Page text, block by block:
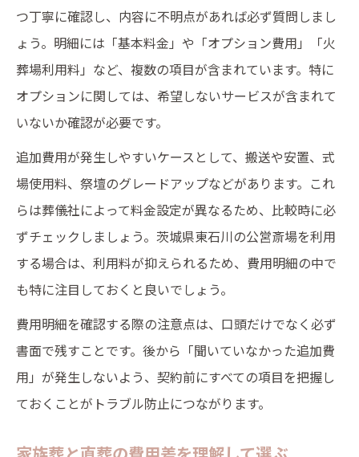
つ丁寧に確認し、内容に不明点があれば必ず質問しまし
ょう。明細には「基本料金」や「オプション費用」「火
葬場利用料」など、複数の項目が含まれています。特に
オプションに関しては、希望しないサービスが含まれて
いないか確認が必要です。
追加費用が発生しやすいケースとして、搬送や安置、式
場使用料、祭壇のグレードアップなどがあります。これ
らは葬儀社によって料金設定が異なるため、比較時に必
ずチェックしましょう。茨城県東石川の公営斎場を利用
する場合は、利用料が抑えられるため、費用明細の中で
も特に注目しておくと良いでしょう。
費用明細を確認する際の注意点は、口頭だけでなく必ず
書面で残すことです。後から「聞いていなかった追加費
用」が発生しないよう、契約前にすべての項目を把握し
ておくことがトラブル防止につながります。